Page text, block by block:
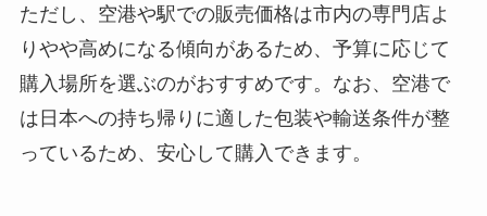
ただし、空港や駅での販売価格は市内の専門店よ
りやや高めになる傾向があるため、予算に応じて
購入場所を選ぶのがおすすめです。なお、空港で
は日本への持ち帰りに適した包装や輸送条件が整
っているため、安心して購入できます。